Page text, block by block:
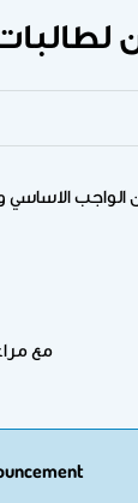
202
الواجب
مع